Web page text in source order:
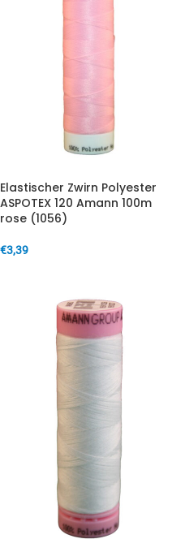
Elastischer Zwirn Polyester
ASPOTEX 120 Amann 100m
rose (1056)
€3,39